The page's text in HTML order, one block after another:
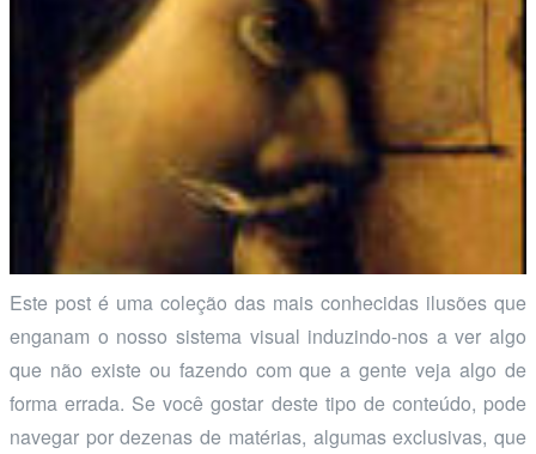
Este post é uma coleção das mais conhecidas ilusões que
enganam o nosso sistema visual induzindo-nos a ver algo
que não existe ou fazendo com que a gente veja algo de
forma errada. Se você gostar deste tipo de conteúdo, pode
navegar por dezenas de matérias, algumas exclusivas, que